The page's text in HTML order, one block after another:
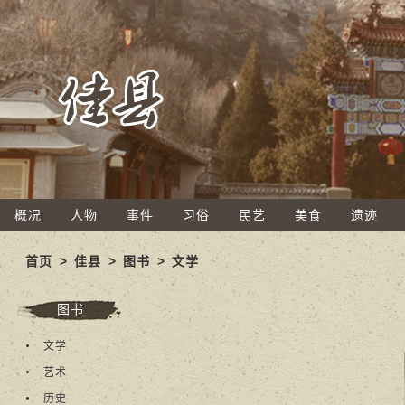
概况 人物 事件 习俗 民艺 美食 遗迹
首页 >佳县 > 图书 > 文学
图书
文学
艺术
历史